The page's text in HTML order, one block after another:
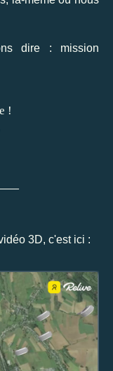
dire : mission
3D, c'est ici :